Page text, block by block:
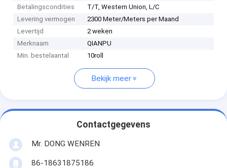
Betalingscondities
T/T, Western Union, L/C
Levering vermogen
2300 Meter/Meters per Maand
Levertijd
2 weken
Merknaam
QIANPU
Min. bestelaantal
10roll
Bekijk meer
Contactgegevens
Mr. DONG WENREN
86-18631875186